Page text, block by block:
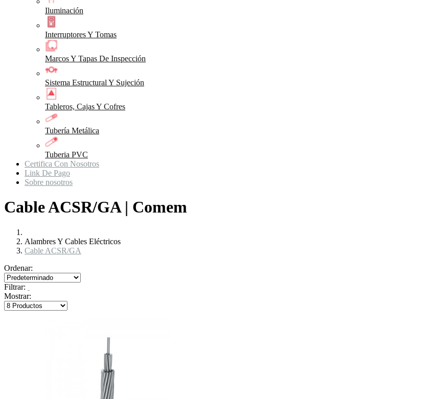
Iluminación
Interruptores Y Tomas
Marcos Y Tapas De Inspección
Sistema Estructural Y Sujeción
Tableros, Cajas Y Cofres
Tubería Metálica
Tuberia PVC
Certifica Con Nosotros
Link De Pago
Sobre nosotros
Cable ACSR/GA | Comem
Alambres Y Cables Eléctricos
Cable ACSR/GA
Ordenar:
Filtrar:
Mostrar: